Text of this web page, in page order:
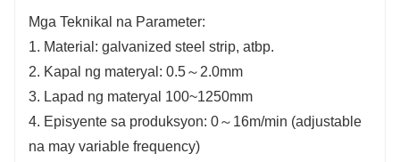
Mga Teknikal na Parameter:
1. Material: galvanized steel strip, atbp.
2. Kapal ng materyal: 0.5～2.0mm
3. Lapad ng materyal 100~1250mm
4. Episyente sa produksyon: 0～16m/min (adjustable
na may variable frequency)